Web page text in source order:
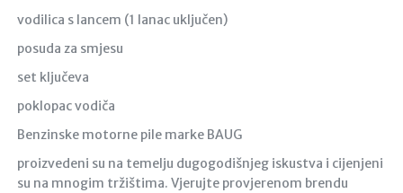
vodilica s lancem (1 lanac uključen)
posuda za smjesu
set ključeva
poklopac vodiča
Benzinske motorne pile marke BAUG
proizvedeni su na temelju dugogodišnjeg iskustva i cijenjeni
su na mnogim tržištima. Vjerujte provjerenom brendu